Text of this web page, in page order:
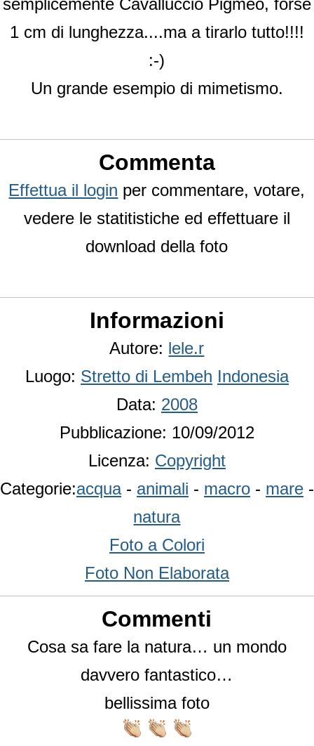
semplicemente Cavalluccio Pigmeo, forse
1 cm di lunghezza....ma a tirarlo tutto!!!!
:-)
Un grande esempio di mimetismo.
Commenta
Effettua il login per commentare, votare,
vedere le statitistiche ed effettuare il
download della foto
Informazioni
Autore: lele.r
Luogo: Stretto di Lembeh Indonesia
Data: 2008
Pubblicazione: 10/09/2012
Licenza: Copyright
Categorie:acqua- animali - macro - mare -
natura
Foto a Colori
Foto Non Elaborata
Commenti
Cosa sa fare la natura… un mondo
davvero fantastico…
bellissima foto